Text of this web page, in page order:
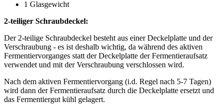
1 Glasgewicht
2-teiliger Schraubdeckel:
Der 2-teilige Schraubdeckel besteht aus einer Deckelplatte und der
Verschraubung - es ist deshalb wichtig, da während des aktiven
Fermentiervorganges statt der Deckelplatte der Fermentieraufsatz
verwendet und mit der Verschraubung verschlossen wird.
Nach dem aktiven Fermentiervorgang (i.d. Regel nach 5-7 Tagen)
wird dann der Fermentieraufsatz durch die Deckelplatte ersetzt und
das Fermentiergut kühl gelagert.